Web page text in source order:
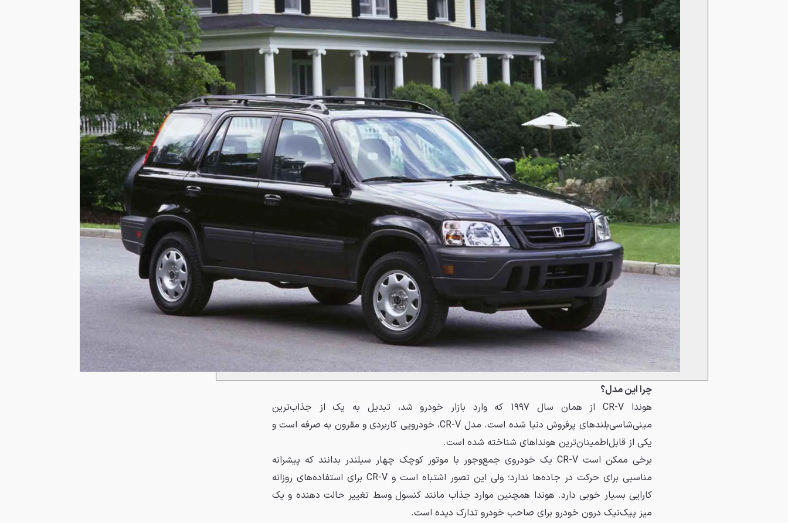
چرا این مدل؟
هوندا CR-V از همان سال ۱۹۹۷ که وارد بازار خودرو شد، تبدیل به یک از جذاب‌ترین
مینی‌شاسی‌بلند‌های پرفروش دنیا شده است. مدل CR-V، خودرویی کاربردی و مقرون به صرفه است و
یکی از قابل‌اطمینان‌ترین هونداهای شناخته شده است.
برخی ممکن است CR-V یک خودروی جمع‌وجور با موتور کوچک چهار سیلندر بدانند که پیشرانه
مناسبی برای حرکت در جاده‌ها ندارد؛ ولی این تصور اشتباه است و CR-V برای استفاده‌های روزانه
کارایی بسیار خوبی دارد. هوندا همچنین موارد جذاب مانند کنسول وسط تغییر حالت دهنده و یک
میز پیک‌نیک درون خودرو برای صاحب خودرو تدارک دیده است.